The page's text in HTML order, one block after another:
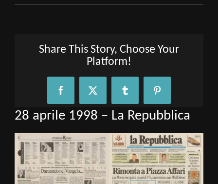
Share This Story, Choose Your
Platform!
FacebookX Tumblr Pinterest
28 aprile 1998 – La Repubblica